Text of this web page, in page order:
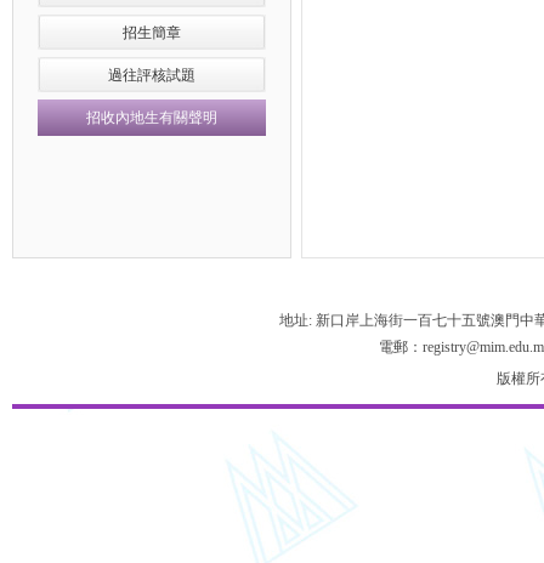
招生簡章
過往評核試題
招收內地生有關聲明
地址: 新口岸上海街一百七十五號澳門中
電郵：
版權